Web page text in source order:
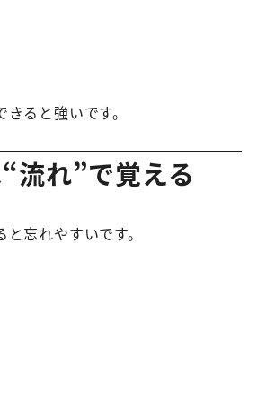
ると強いです。
れ”で覚える
忘れやすいです。